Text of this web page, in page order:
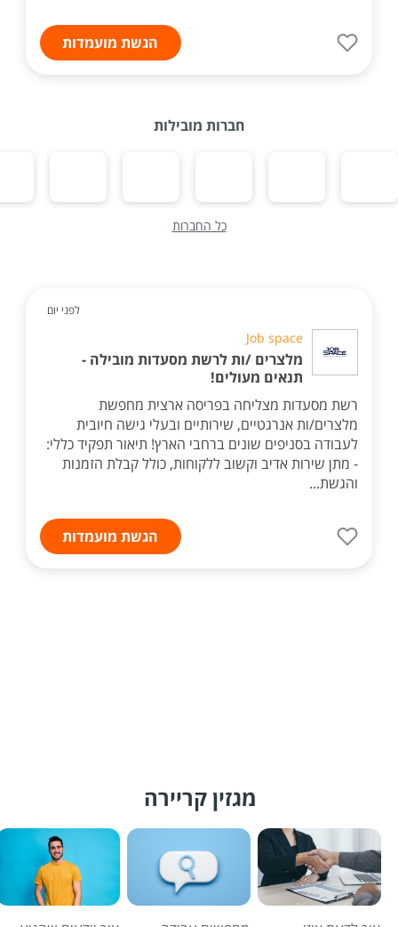
הגשת מועמדות
חברות מובילות
כל החברות
לפני יום
Job space
מלצרים /ות לרשת מסעדות מובילה -
תנאים מעולים!
רשת מסעדות מצליחה בפריסה ארצית מחפשת
מלצרים/ות אנרגטיים, שירותיים ובעלי גישה חיובית
לעבודה בסניפים שונים ברחבי הארץ! תיאור תפקיד כללי:
- מתן שירות אדיב וקשוב ללקוחות, כולל קבלת הזמנות
והגשת...
הגשת מועמדות
מגזין קריירה